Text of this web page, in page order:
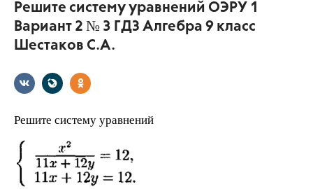
Решите систему уравнений ОЭРУ 1
Вариант 2 № 3 ГДЗ Алгебра 9 класс
Шестаков С.А.
Решите систему уравнений